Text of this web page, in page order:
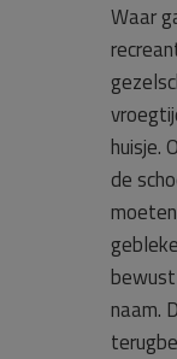
Waar
huisje.
de
naam.